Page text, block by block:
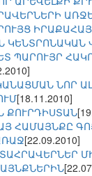
ԿԵՆՏՐՈՆԱԿԱՆ
ՊԱՐՈՒՅՐ
ՆՈՐ
[18.11.2010]
ՔՈՒՐԴԻՍՏԱՆ
ՀԱՄԱՅՆՔԸ
[22.09.2010]